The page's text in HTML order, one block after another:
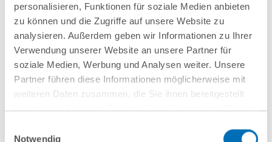
personalisieren, Funktionen für soziale Medien anbieten
zu können und die Zugriffe auf unsere Website zu
analysieren. Außerdem geben wir Informationen zu Ihrer
Verwendung unserer Website an unsere Partner für
soziale Medien, Werbung und Analysen weiter. Unsere
Partner führen diese Informationen möglicherweise mit
weiteren Daten zusammen, die Sie ihnen bereitgestellt
haben oder die sie im Rahmen Ihrer Nutzung der Dienste
Cookies, wenn Sie unsere Webseite weiterhin nutzen.
Notwendig
10 September
2026
Hamburg
Wenn
Mitarbeitende
Know-how-Verlust
10September
2026
online
Entwaldungsfreie
Lieferketten